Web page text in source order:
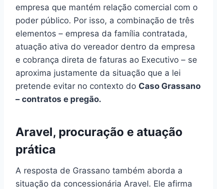
empresa que mantém relação comercial com o
poder público. Por isso, a combinação de três
elementos – empresa da família contratada,
atuação ativa do vereador dentro da empresa
e cobrança direta de faturas ao Executivo – se
aproxima justamente da situação que a lei
pretende evitar no contexto do Caso Grassano
– contratos e pregão.
Aravel, procuração e atuação
prática
A resposta de Grassano também aborda a
situação da concessionária Aravel. Ele afirma